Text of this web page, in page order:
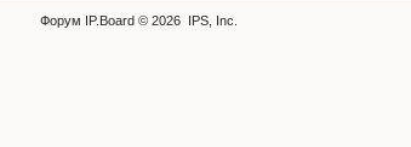
Форум IP.Board © 2026 IPS, Inc